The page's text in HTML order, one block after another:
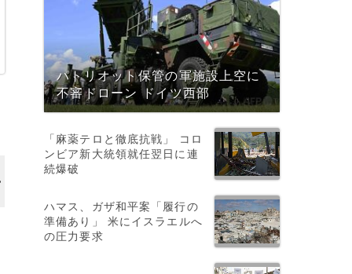
パトリオット保管の軍施設上空に
不審ドローン ドイツ西部
「麻薬テロと徹底抗戦」 コロ
ンビア新大統領就任翌日に連
続爆破
ハマス、ガザ和平案「履行の
準備あり」 米にイスラエルへ
の圧力要求